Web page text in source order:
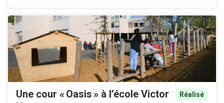
Une cour « Oasis » à l’école Victor
Réalisé